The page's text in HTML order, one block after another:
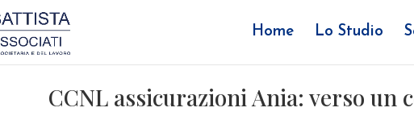
Home Lo Studio
CCNL assicurazioni Ania: verso un